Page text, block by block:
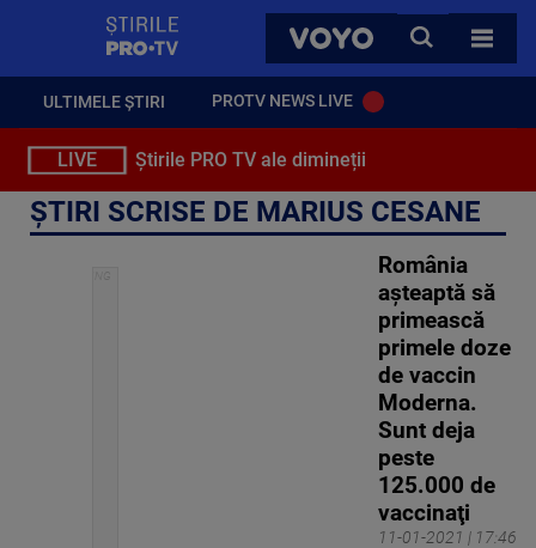
VOYO
CAUTA
TOATE
ULTIMELE ȘTIRI PROTV NEWS LIVE
LIVE Știrile PRO TV ale dimineții
ȘTIRI SCRISE DE MARIUS CESANE
11-01-2021 | 17:46
România
așteaptă să
primească
primele doze
de vaccin
Moderna.
Sunt deja
peste
125.000 de
vaccinaţi